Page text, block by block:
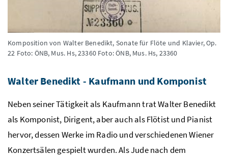
Komposition von Walter Benedikt, Sonate für Flöte und Klavier, Op.
22 Foto: ÖNB, Mus. Hs, 23360 Foto: ÖNB, Mus. Hs, 23360
Walter Benedikt - Kaufmann und Komponist
Neben seiner Tätigkeit als Kaufmann trat Walter Benedikt
als Komponist, Dirigent, aber auch als Flötist und Pianist
hervor, dessen Werke im Radio und verschiedenen Wiener
Konzertsälen gespielt wurden. Als Jude nach dem